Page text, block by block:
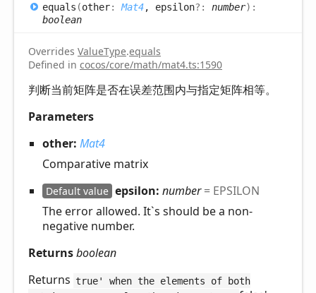
equals (other: Mat4, epsilon?: number) :
boolean
Overrides ValueType.equals
Defined in cocos/core/math/mat4.ts:1590
判断当前矩阵是否在误差范围内与指定矩阵相等。
Parameters
other: Mat4
Comparative matrix
Default value epsilon: number= EPSILON
The error allowed. It`s should be a non-
negative number.
Returnsboolean
Returns true' when the elements of both